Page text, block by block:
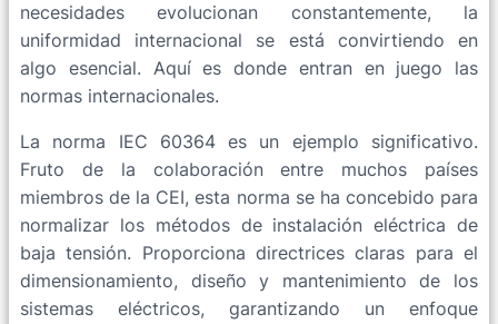
necesidades evolucionan constantemente, la
uniformidad internacional se está convirtiendo en
algo esencial. Aquí es donde entran en juego las
normas internacionales.
La norma IEC 60364 es un ejemplo significativo.
Fruto de la colaboración entre muchos países
miembros de la CEI, esta norma se ha concebido para
normalizar los métodos de instalación eléctrica de
baja tensión. Proporciona directrices claras para el
dimensionamiento, diseño y mantenimiento de los
sistemas eléctricos, garantizando un enfoque